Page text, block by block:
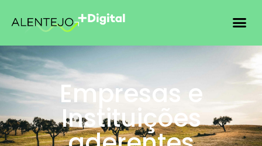
Empresas e
Instituições